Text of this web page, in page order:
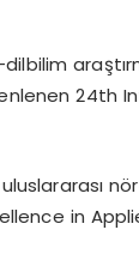
24th
in